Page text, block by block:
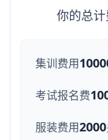
你的总
集训费用
考试报名费
服装费用2000